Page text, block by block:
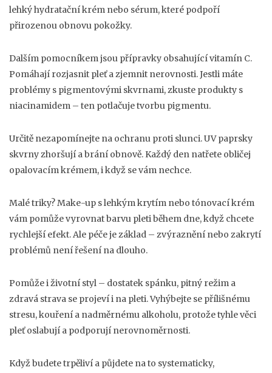
lehký hydratační krém nebo sérum, které podpoří
přirozenou obnovu pokožky.
Dalším pomocníkem jsou přípravky obsahující vitamín C.
Pomáhají rozjasnit pleť a zjemnit nerovnosti. Jestli máte
problémy s pigmentovými skvrnami, zkuste produkty s
niacinamidem – ten potlačuje tvorbu pigmentu.
Určitě nezapomínejte na ochranu proti slunci. UV paprsky
skvrny zhoršují a brání obnově. Každý den natřete obličej
opalovacím krémem, i když se vám nechce.
Malé triky? Make-up s lehkým krytím nebo tónovací krém
vám pomůže vyrovnat barvu pleti během dne, když chcete
rychlejší efekt. Ale péče je základ – zvýraznění nebo zakrytí
problémů není řešení na dlouho.
Pomůže i životní styl – dostatek spánku, pitný režim a
zdravá strava se projeví i na pleti. Vyhýbejte se přílišnému
stresu, kouření a nadměrnému alkoholu, protože tyhle věci
pleť oslabují a podporují nerovnoměrnosti.
Když budete trpěliví a půjdete na to systematicky,